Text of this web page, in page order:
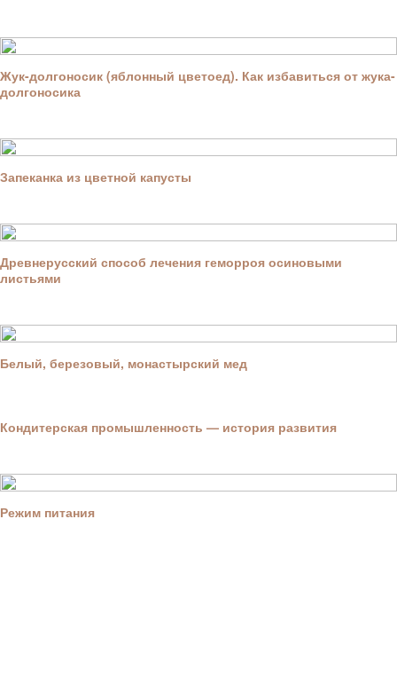
Жук-долгоносик (яблонный цветоед). Как избавиться от жука-
долгоносика
Запеканка из цветной капусты
Древнерусский способ лечения геморроя осиновыми
листьями
Белый, березовый, монастырский мед
Кондитерская промышленность — история развития
Режим питания